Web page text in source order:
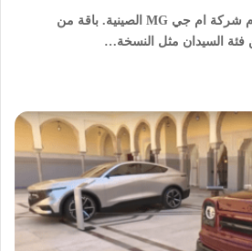
القاهره / سفنكس نيوز تقدم شركة ام جي MG الصينية. باقة من
فئة السيدان مثل النسخة…